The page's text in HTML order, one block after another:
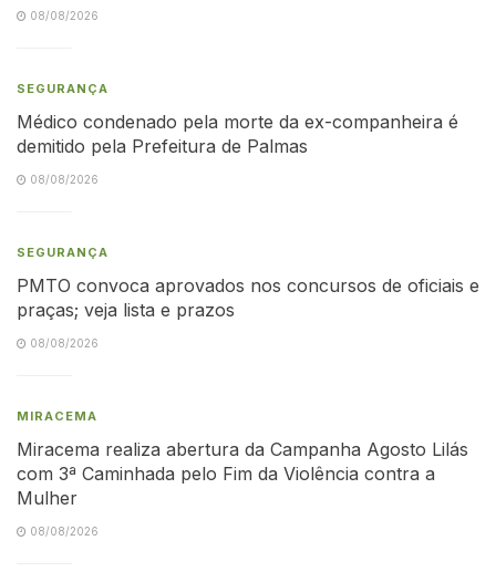
08/08/2026
SEGURANÇA
Médico condenado pela morte da ex-companheira é
demitido pela Prefeitura de Palmas
08/08/2026
SEGURANÇA
PMTO convoca aprovados nos concursos de oficiais e
praças; veja lista e prazos
08/08/2026
MIRACEMA
Miracema realiza abertura da Campanha Agosto Lilás
com 3ª Caminhada pelo Fim da Violência contra a
Mulher
08/08/2026